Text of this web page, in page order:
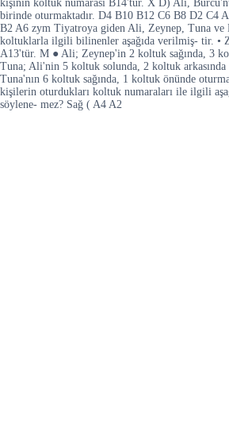
kişinin koltuk numarası B14'tür. X D) Ali,
birinde oturmaktadır. D4 B10 B12 C6 B8 D2 C4
B2 A6 zym Tiyatroya giden Ali, Zeynep, Tuna ve
koltuklarla ilgili bilinenler aşağıda verilmiş- tir. •
A13'tür. M ● Ali; Zeynep'in 2 koltuk sağında, 3
Tuna; Ali'nin 5 koltuk solunda, 2 koltuk arkasında
Tuna'nın 6 koltuk sağında, 1 koltuk önünde
kişilerin oturdukları koltuk numaraları ile ilgili
söylene- mez? Sağ ( A4 A2